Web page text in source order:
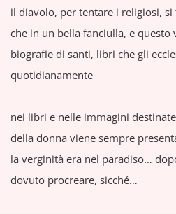
il diavolo, per tentare i religiosi,
che in un bella fanciulla, e questo
biografie di santi, libri che gli
quotidianamente
nei libri e nelle immagini
della donna viene sempre
la verginità era nel paradiso…
dovuto procreare, sicché…